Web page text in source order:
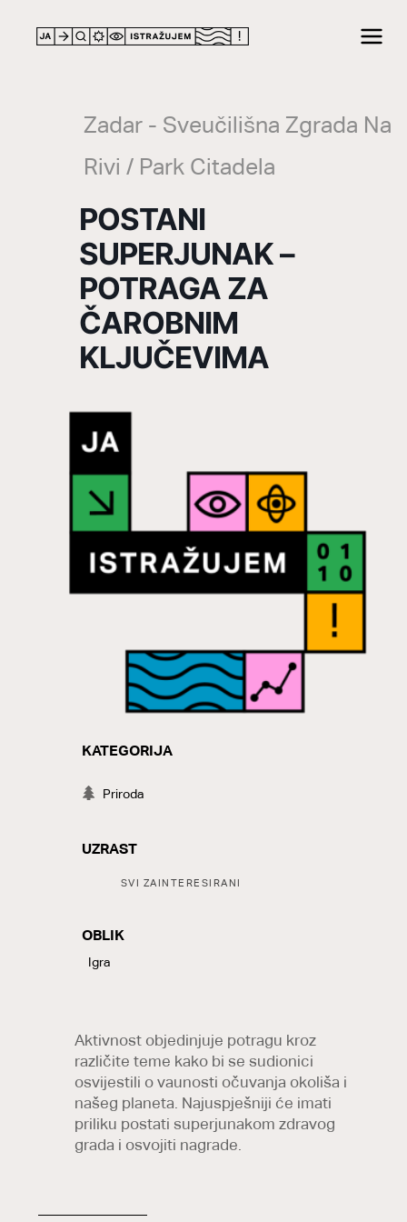
Zadar - Sveučilišna Zgrada Na
Rivi / Park Citadela
POSTANI
SUPERJUNAK –
POTRAGA ZA
ČAROBNIM
KLJUČEVIMA
KATEGORIJA
Priroda
UZRAST
SVI ZAINTERESIRANI
OBLIK
LABELS
Igra
Aktivnost objedinjuje potragu kroz
različite teme kako bi se sudionici
osvijestili o vaunosti očuvanja okoliša i
našeg planeta. Najuspješniji će imati
priliku postati superjunakom zdravog
grada i osvojiti nagrade.